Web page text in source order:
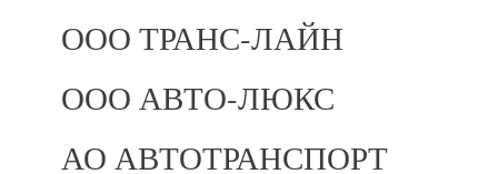
ООО ТРАНС-ЛАЙН
ООО АВТО-ЛЮКС
АО АВТОТРАНСПОРТ